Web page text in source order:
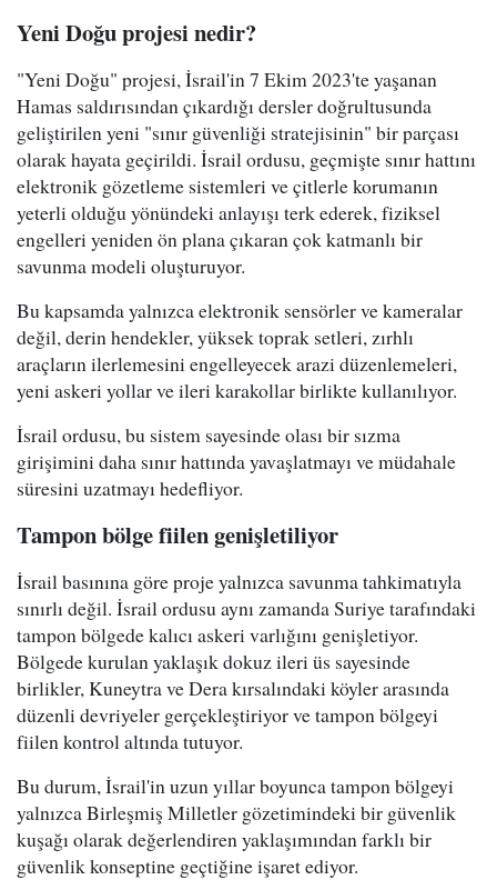
Yeni Doğu projesi nedir?
"Yeni Doğu" projesi, İsrail'in 7 Ekim 2023'te yaşanan
Hamas saldırısından çıkardığı dersler doğrultusunda
geliştirilen yeni "sınır güvenliği stratejisinin" bir parçası
olarak hayata geçirildi. İsrail ordusu, geçmişte sınır hattını
elektronik gözetleme sistemleri ve çitlerle korumanın
yeterli olduğu yönündeki anlayışı terk ederek, fiziksel
engelleri yeniden ön plana çıkaran çok katmanlı bir
savunma modeli oluşturuyor.
Bu kapsamda yalnızca elektronik sensörler ve kameralar
değil, derin hendekler, yüksek toprak setleri, zırhlı
araçların ilerlemesini engelleyecek arazi düzenlemeleri,
yeni askeri yollar ve ileri karakollar birlikte kullanılıyor.
İsrail ordusu, bu sistem sayesinde olası bir sızma
girişimini daha sınır hattında yavaşlatmayı ve müdahale
süresini uzatmayı hedefliyor.
Tampon bölge fiilen genişletiliyor
İsrail basınına göre proje yalnızca savunma tahkimatıyla
sınırlı değil. İsrail ordusu aynı zamanda Suriye tarafındaki
tampon bölgede kalıcı askeri varlığını genişletiyor.
Bölgede kurulan yaklaşık dokuz ileri üs sayesinde
birlikler, Kuneytra ve Dera kırsalındaki köyler arasında
düzenli devriyeler gerçekleştiriyor ve tampon bölgeyi
fiilen kontrol altında tutuyor.
Bu durum, İsrail'in uzun yıllar boyunca tampon bölgeyi
yalnızca Birleşmiş Milletler gözetimindeki bir güvenlik
kuşağı olarak değerlendiren yaklaşımından farklı bir
güvenlik konseptine geçtiğine işaret ediyor.